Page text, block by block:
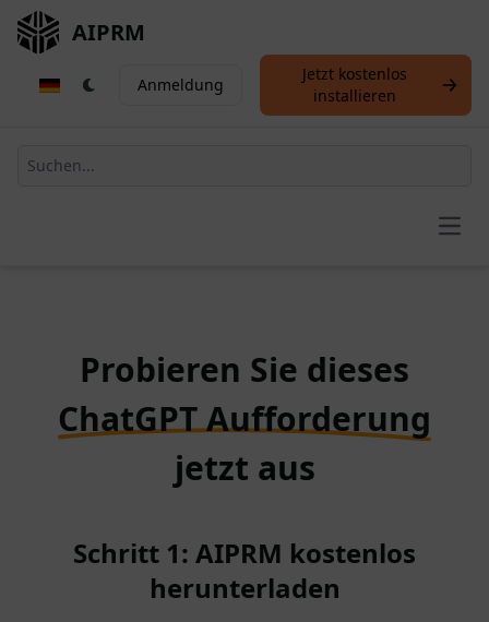
AIPRM
Anmeldung
Jetzt kostenlos
installieren
Probieren Sie dieses
ChatGPT Aufforderung
jetzt aus
Schritt 1: AIPRM kostenlos
herunterladen